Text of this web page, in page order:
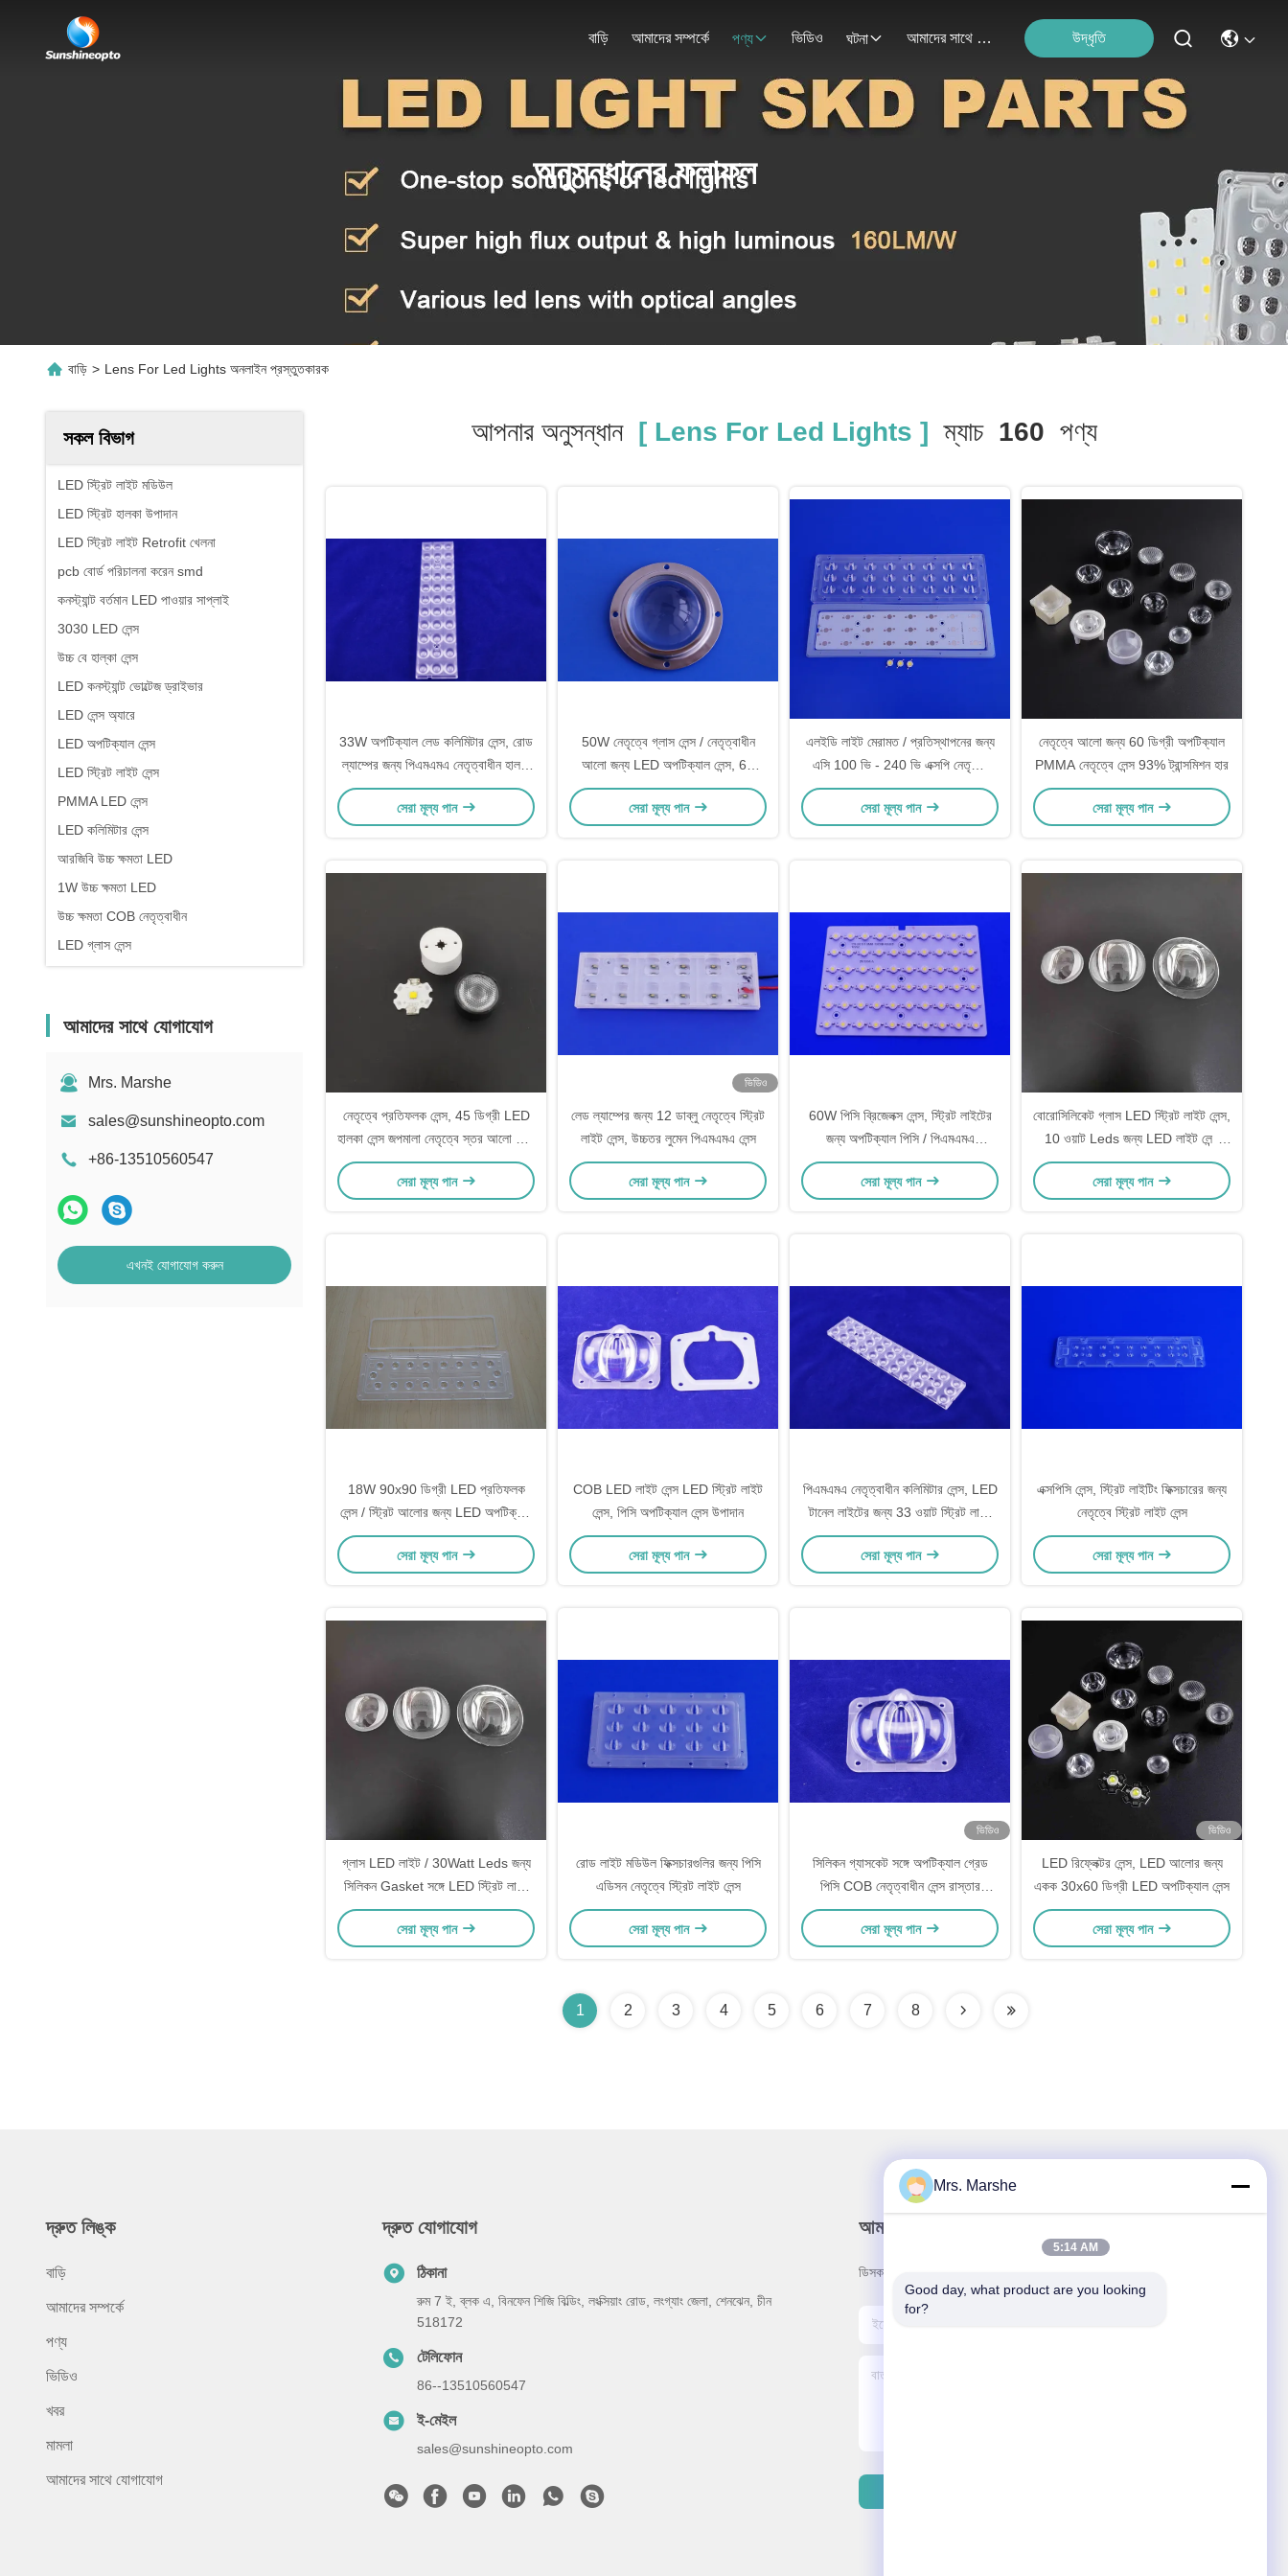
বাড়ি আমাদের সম্পর্কে পণ্য ভিডিও ঘটনা আমাদের সাথে যোগাযোগ উদ্ধৃতি
অনুসন্ধানের ফলাফল
বাড়ি > Lens For Led Lights অনলাইন প্রস্তুতকারক
সকল বিভাগ
LED স্ট্রিট লাইট মডিউল
LED স্ট্রিট হালকা উপাদান
LED স্ট্রিট লাইট Retrofit খেলনা
pcb বোর্ড পরিচালনা করেন smd
কনস্ট্যান্ট বর্তমান LED পাওয়ার সাপ্লাই
3030 LED লেন্স
উচ্চ বে হাল্কা লেন্স
LED কনস্ট্যান্ট ভোল্টেজ ড্রাইভার
LED লেন্স অ্যারে
LED অপটিক্যাল লেন্স
LED স্ট্রিট লাইট লেন্স
PMMA LED লেন্স
LED কলিমিটার লেন্স
আরজিবি উচ্চ ক্ষমতা LED
1W উচ্চ ক্ষমতা LED
উচ্চ ক্ষমতা COB নেতৃত্বাধীন
LED গ্লাস লেন্স
আমাদের সাথে যোগাযোগ
Mrs. Marshe
sales@sunshineopto.com
+86-13510560547
এখনই যোগাযোগ করুন
আপনার অনুসন্ধান[ Lens For Led Lights ] ম্যাচ 160 পণ্য
33W অপটিক্যাল লেড কলিমিটার লেন্স, রোড
ল্যাম্পের জন্য পিএমএমএ নেতৃত্বাধীন হালকা
অ্যারে
সেরা মূল্য পান
50W নেতৃত্বে গ্লাস লেন্স / নেতৃত্বাধীন
আলো জন্য LED অপটিক্যাল লেন্স, 60
ডিগ্রী বিম এঙ্গেল
সেরা মূল্য পান
এলইডি লাইট মেরামত / প্রতিস্থাপনের জন্য
এসি 100 ভি - 240 ভি এক্সপি নেতৃত্বে
স্ট্রিট লাইট লেন্স
সেরা মূল্য পান
নেতৃত্বে আলো জন্য 60 ডিগ্রী অপটিক্যাল
PMMA নেতৃত্বে লেন্স 93% ট্রান্সমিশন হার
সেরা মূল্য পান
নেতৃত্বে প্রতিফলক লেন্স, 45 ডিগ্রী LED
হালকা লেন্স জপমালা নেতৃত্বে স্তর আলো জন্য
মুখ
সেরা মূল্য পান
ভিডিও
লেড ল্যাম্পের জন্য 12 ডাব্লু নেতৃত্বে স্ট্রিট
লাইট লেন্স, উচ্চতর লুমেন পিএমএমএ লেন্স
সেরা মূল্য পান
60W পিসি ব্রিজেলক্স লেন্স, স্ট্রিট লাইটের
জন্য অপটিক্যাল পিসি / পিএমএমএ
নেতৃত্বাধীন গ্লাস লেন্স
সেরা মূল্য পান
বোরোসিলিকেট গ্লাস LED স্ট্রিট লাইট লেন্স,
10 ওয়াট Leds জন্য LED লাইট লেন্স
কভার
সেরা মূল্য পান
18W 90x90 ডিগ্রী LED প্রতিফলক
লেন্স / স্ট্রিট আলোর জন্য LED অপটিক্যাল
লেন্স
সেরা মূল্য পান
COB LED লাইট লেন্স LED স্ট্রিট লাইট
লেন্স, পিসি অপটিক্যাল লেন্স উপাদান
সেরা মূল্য পান
পিএমএমএ নেতৃত্বাধীন কলিমিটার লেন্স, LED
টানেল লাইটের জন্য 33 ওয়াট স্ট্রিট লাইট
লেন্স
সেরা মূল্য পান
এক্সপিসি লেন্স, স্ট্রিট লাইটিং ফিক্সচারের জন্য
নেতৃত্বে স্ট্রিট লাইট লেন্স
সেরা মূল্য পান
গ্লাস LED লাইট / 30Watt Leds জন্য
সিলিকন Gasket সঙ্গে LED স্ট্রিট লাইট
লেন্স
সেরা মূল্য পান
রোড লাইট মডিউল ফিক্সচারগুলির জন্য পিসি
এডিসন নেতৃত্বে স্ট্রিট লাইট লেন্স
সেরা মূল্য পান
ভিডিও
সিলিকন গ্যাসকেট সঙ্গে অপটিক্যাল গ্রেড
পিসি COB নেতৃত্বাধীন লেন্স রাস্তার
নেতৃত্বে হালকা লেন্স
সেরা মূল্য পান
ভিডিও
LED রিফ্লেক্টর লেন্স, LED আলোর জন্য
একক 30x60 ডিগ্রী LED অপটিক্যাল লেন্স
সেরা মূল্য পান
1 2 3 4 5 6 7 8
দ্রুত লিঙ্ক
বাড়ি
আমাদের সম্পর্কে
পণ্য
ভিডিও
খবর
মামলা
আমাদের সাথে যোগাযোগ
দ্রুত যোগাযোগ
ঠিকানা
রুম 7 ই, ব্লক এ, বিনফেন শিজি বিল্ডিং, লংক্সিয়াং রোড, লংগ্যাং জেলা, শেনঝেন, চীন
518172
টেলিফোন
86--13510560547
ই-মেইল
sales@sunshineopto.com
আমাদের নিউজলেটার
ডিসকাউন্ট এবং আরো জন্য আমাদের নিউজলেটার সদস্যতা.
Mrs. Marshe
5:14 AM
Good day, what product are you looking
for?